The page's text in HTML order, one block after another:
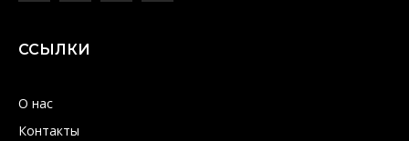
ССЫЛКИ
О нас
Контакты